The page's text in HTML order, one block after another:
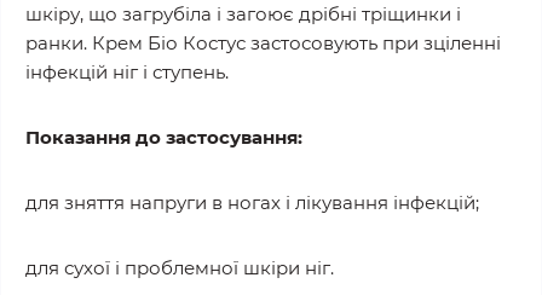
шкіру, що загрубіла і загоює дрібні тріщинки і
ранки. Крем Біо Костус застосовують при зціленні
інфекцій ніг ​​і ступень.
Показання до застосування:
для зняття напруги в ногах і лікування інфекцій;
для сухої і проблемної шкіри ніг.